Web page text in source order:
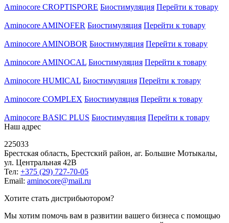
Aminocore CROPTISPORE Биостимуляция Перейти к товару
Aminocore AMINOFER Биостимуляция Перейти к товару
Aminocore AMINOBOR Биостимуляция Перейти к товару
Aminocore AMINOCAL Биостимуляция Перейти к товару
Aminocore HUMICAL Биостимуляция Перейти к товару
Aminocore COMPLEX Биостимуляция Перейти к товару
Aminocore BASIC PLUS Биостимуляция Перейти к товару
Наш адрес
225033
Брестская область, Брестский район, аг. Большие Мотыкалы,
ул. Центральная 42В
Тел: +375 (29) 727-70-05
Email: aminocore@mail.ru
Хотите стать дистрибьютором?
Мы хотим помочь вам в развитии вашего бизнеса с помощью